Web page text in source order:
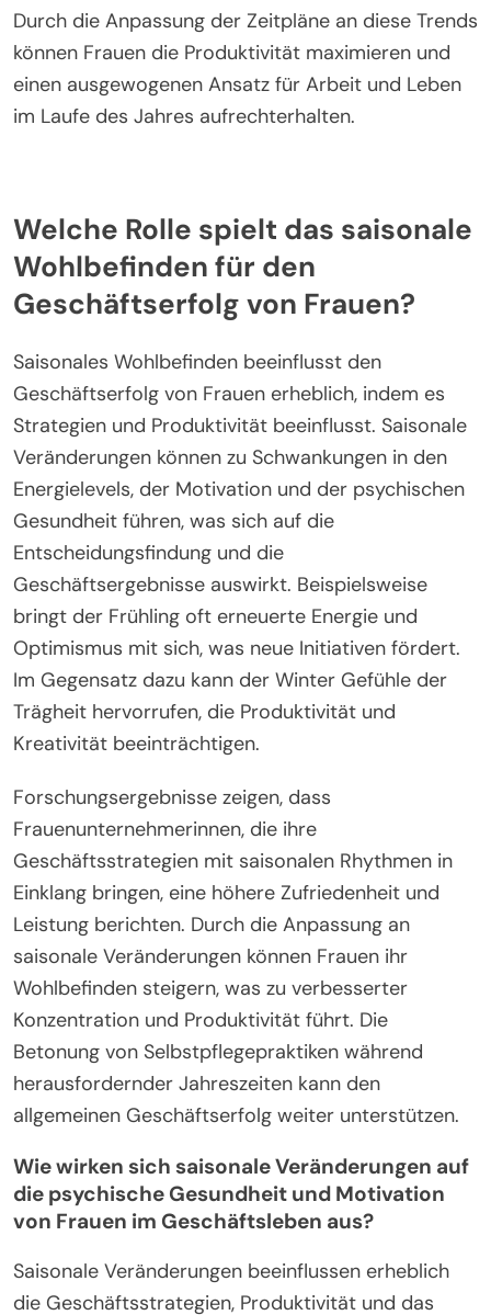
werden. Der Frühling bietet Gelegenheiten für
Networking und Zusammenarbeit, während die
längeren Tage im Sommer längere Arbeitsstunden
ermöglichen können. Der Herbst eignet sich für die
Durch die Anpassung der Zeitpläne an diese Trends
können Frauen die Produktivität maximieren und
einen ausgewogenen Ansatz für Arbeit und Leben
Welche Rolle spielt das saisonale
Wohlbefinden für den
Geschäftserfolg von Frauen?
Saisonales Wohlbefinden beeinflusst den
Geschäftserfolg von Frauen erheblich, indem es
Strategien und Produktivität beeinflusst. Saisonale
Veränderungen können zu Schwankungen in den
Energielevels, der Motivation und der psychischen
Gesundheit führen, was sich auf die
Entscheidungsfindung und die
Geschäftsergebnisse auswirkt. Beispielsweise
bringt der Frühling oft erneuerte Energie und
Optimismus mit sich, was neue Initiativen fördert.
Im Gegensatz dazu kann der Winter Gefühle der
Trägheit hervorrufen, die Produktivität und
Kreativität beeinträchtigen.
Frauenunternehmerinnen, die ihre
Geschäftsstrategien mit saisonalen Rhythmen in